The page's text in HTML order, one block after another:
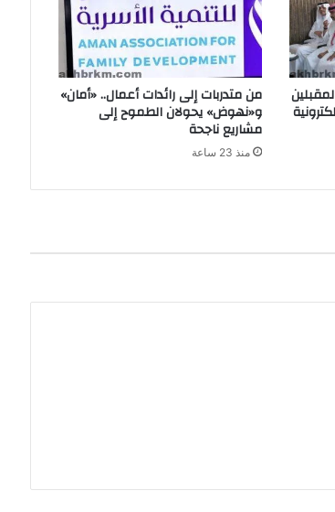
من متدربات إلى رائدات أعمال.. «أمان»
و«نهوض» يحولان الطموح إلى
مشاريع ناجحة
منذ 23 ساعة